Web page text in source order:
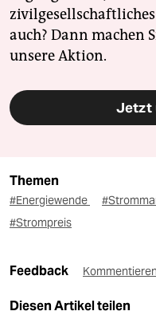
auch? Dann machen
unsere Aktion.
Jetzt
Themen
#Energiewende
#Strompreis
Feedback Kommentieren
Diesen Artikel teilen